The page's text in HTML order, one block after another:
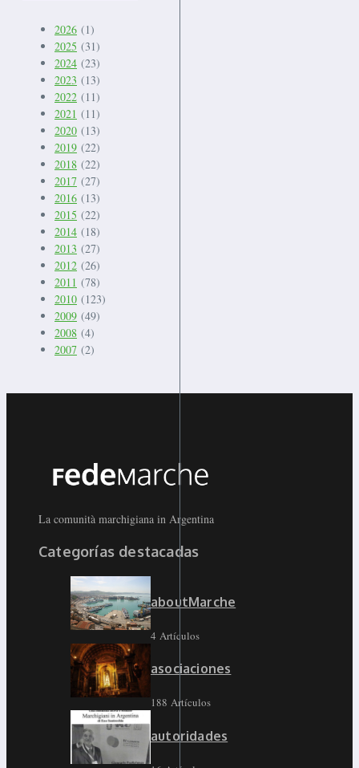
2026 (1)
2025 (31)
2024 (23)
2023 (13)
2022 (11)
2021 (11)
2020 (13)
2019 (22)
2018 (22)
2017 (27)
2016 (13)
2015 (22)
2014 (18)
2013 (27)
2012 (26)
2011 (78)
2010 (123)
2009 (49)
2008 (4)
2007 (2)
La comunità marchigiana in Argentina
Categorías destacadas
aboutMarche
4 Artículos
asociaciones
188 Artículos
autoridades